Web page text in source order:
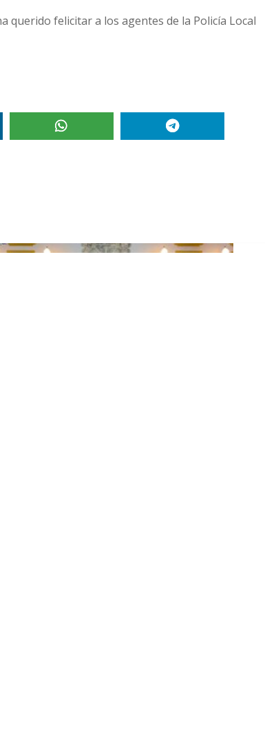
querido felicitar a los agentes de la Policía Local